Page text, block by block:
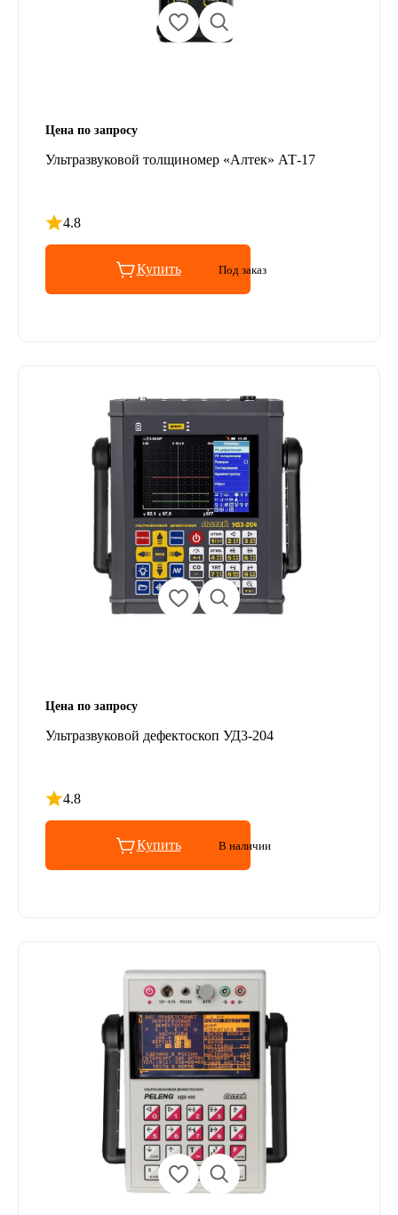
Цена по запросу
Ультразвуковой толщиномер «Алтек» АТ-17
4.8
Рейтинг 4.8 из 5
Купить Под заказ
Цена по запросу
Ультразвуковой дефектоскоп УД3-204
4.8
Рейтинг 4.8 из 5
Купить В наличии